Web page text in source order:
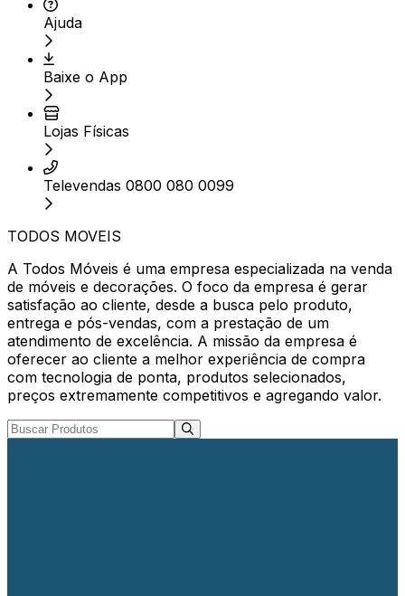
Ajuda
Baixe o App
Lojas Físicas
Televendas 0800 080 0099
TODOS MOVEIS
A Todos Móveis é uma empresa especializada na venda
de móveis e decorações. O foco da empresa é gerar
satisfação ao cliente, desde a busca pelo produto,
entrega e pós-vendas, com a prestação de um
atendimento de excelência. A missão da empresa é
oferecer ao cliente a melhor experiência de compra
com tecnologia de ponta, produtos selecionados,
preços extremamente competitivos e agregando valor.